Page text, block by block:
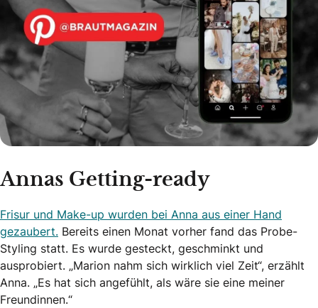
Annas Getting-ready
Frisur und Make-up wurden bei Anna aus einer Hand
gezaubert. Bereits einen Monat vorher fand das Probe-
Styling statt. Es wurde gesteckt, geschminkt und
ausprobiert. „Marion nahm sich wirklich viel Zeit“, erzählt
Anna. „Es hat sich angefühlt, als wäre sie eine meiner
Freundinnen.“